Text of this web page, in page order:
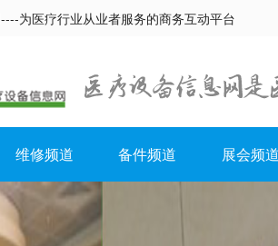
为医疗行业从业者服务的商务互动平台
维修频道 备件频道 展会频道